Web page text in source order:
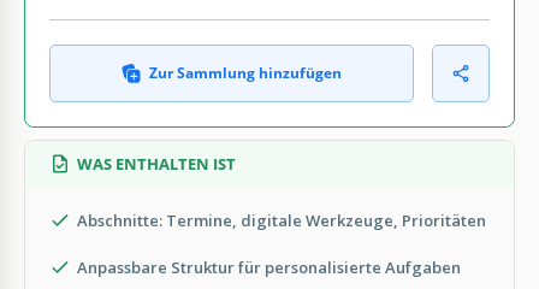
Zur Sammlung hinzufügen
WAS ENTHALTEN IST
Abschnitte: Termine, digitale Werkzeuge, Prioritäten
Anpassbare Struktur für personalisierte Aufgaben